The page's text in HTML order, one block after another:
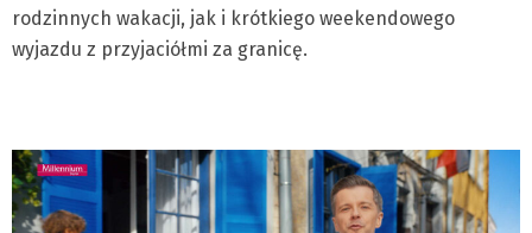
rodzinnych wakacji, jak i krótkiego weekendowego
wyjazdu z przyjaciółmi za granicę.